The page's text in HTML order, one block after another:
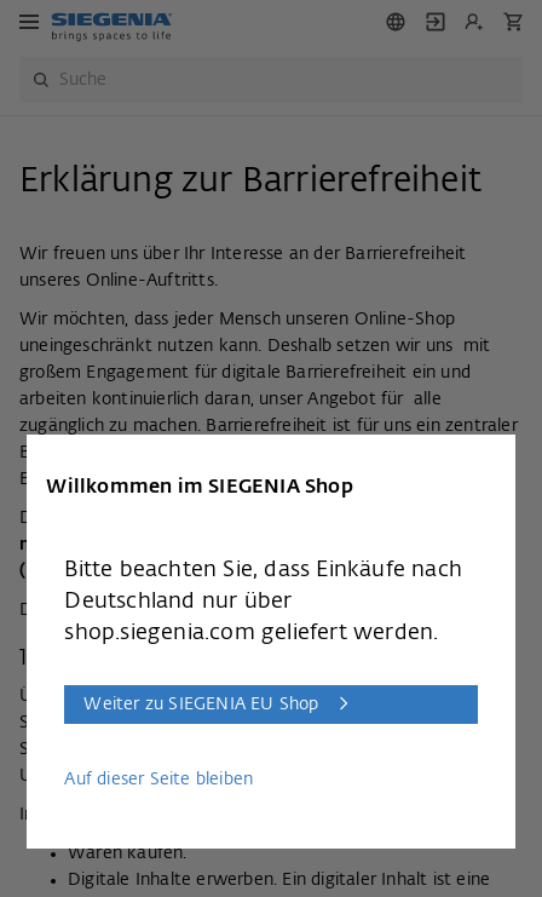
Erklärung zur Barrierefreiheit
Wir freuen uns über Ihr Interesse an der Barrierefreiheit
unseres Online-Auftritts.
Wir möchten, dass jeder Mensch unseren Online-Shop
uneingeschränkt nutzen kann. Deshalb setzen wir uns mit
großem Engagement für digitale Barrierefreiheit ein und
arbeiten kontinuierlich daran, unser Angebot für alle
zugänglich zu machen. Barrierefreiheit ist für uns ein zentraler
Bestandteil, um Inklusion aktiv zu fördern und ein
Einkaufserlebnis zu schaffen, das wirklich für alle da ist.
Darum sind wir bemüht, unseren Online-Auftritt
mit den nationalen Umsetzungsgesetzen der Richtlinie
(EU) 2019/882barrierefrei zugänglich zu machen.
Diese Erklärung zur Barrierefreiheit gilt für: shop.siegenia.ch
Über den Online-Auftritt stellen wir Ihnen unseren Online-
Shop bereit. Dies ist eine elektronische Dienstleistung im
Sinne Richtlinie (EU) 2019/882 und deren nationalen
Umsetzungsgesetze.
In unserem Online-Shop können Sie:
Waren kaufen.
Digitale Inhalte erwerben. Ein digitaler Inhalt ist eine
Willkommen im SIEGENIA Shop
Bitte beachten Sie, dass Einkäufe nach
Deutschland nur über
shop.siegenia.com geliefert werden.
Weiter zu SIEGENIA EU Shop
Auf dieser Seite bleiben